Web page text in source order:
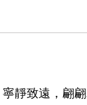
靜致遠，翩